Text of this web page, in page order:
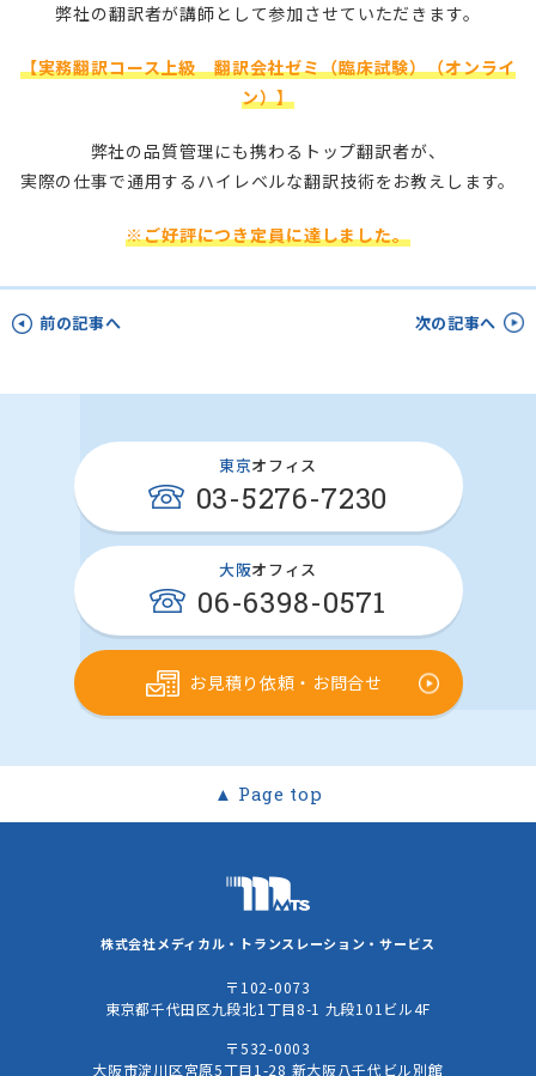
弊社の翻訳者が講師として参加させていただきます。
【実務翻訳コース上級 翻訳会社ゼミ（臨床試験）（オンライ
ン）】
弊社の品質管理にも携わるトップ翻訳者が、
実際の仕事で通用するハイレベルな翻訳技術をお教えします。
※ご好評につき定員に達しました。
前の記事へ 次の記事へ
東京オフィス
03-5276-7230
大阪オフィス
06-6398-0571
お見積り依頼・お問合せ
▲ Page top
株式会社メディカル・トランスレーション・サービス
〒102-0073
東京都千代田区九段北1丁目8-1 九段101ビル4F
〒532-0003
大阪市淀川区宮原5丁目1-28 新大阪八千代ビル別館